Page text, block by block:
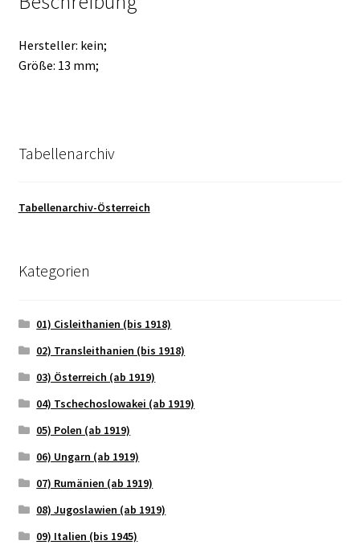
Hersteller: kein;
Größe: 13 mm;
Tabellenarchiv
Tabellenarchiv-Österreich
Kategorien
01) Cisleithanien (bis 1918)
02) Transleithanien (bis 1918)
03) Österreich (ab 1919)
04) Tschechoslowakei (ab 1919)
05) Polen (ab 1919)
06) Ungarn (ab 1919)
07) Rumänien (ab 1919)
08) Jugoslawien (ab 1919)
09) Italien (bis 1945)